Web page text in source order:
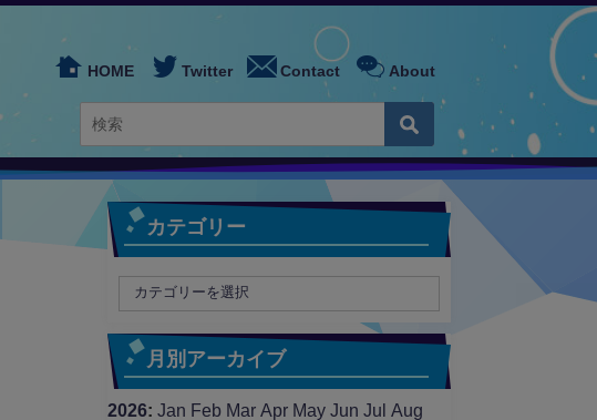
HOME Twitter Contact About
カテゴリー
月別アーカイブ
2026: Jan Feb Mar Apr May Jun Jul
Aug